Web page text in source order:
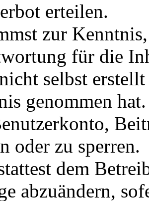
erteilen.
zur
für die
selbst
genommen
oder zu sperren.
dem
abzuändern,